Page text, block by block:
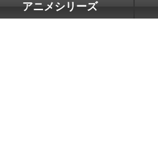
アニメシリーズ